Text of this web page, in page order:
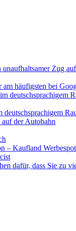
Zug
häufigsten bei
deutschsprachigem
der Autobahn
– Kaufland
dafür, dass Sie zu